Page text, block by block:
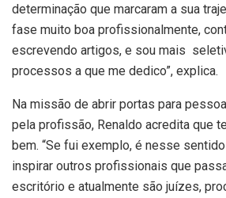
determinação que marcaram a sua
fase muito boa profissionalmente,
escrevendo artigos, e sou mais
processos a que me dedico”, explica.
Na missão de abrir portas para
pela profissão, Renaldo acredita que
bem. “Se fui exemplo, é nesse
inspirar outros profissionais que
escritório e atualmente são juízes,